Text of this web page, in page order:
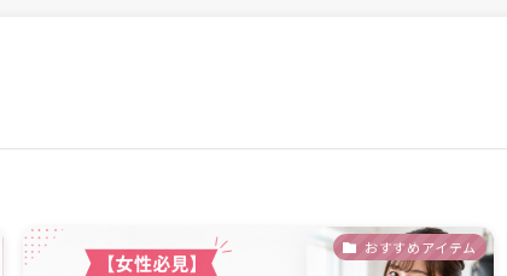
おすすめアイテム